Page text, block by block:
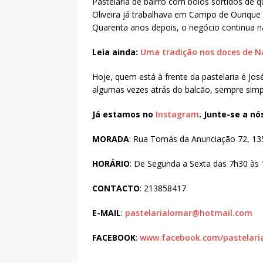
Oliveira já trabalhava em Campo de
Quarenta anos depois, o negócio continua
Leia ainda: Uma tradição nos doces de
Hoje, quem está à frente da pastelaria é
algumas vezes atrás do balcão, sempre
Já estamos no Instagram. Junte-se a
MORADA: Rua Tomás da Anunciação 72,
HORÁRIO: De Segunda a Sexta das 7h30
CONTACTO: 213858417
E-MAIL: pastelarialomar@hotmail.com
FACEBOOK: www.facebook.com/